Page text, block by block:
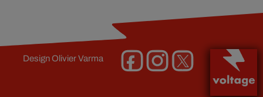
DesignOlivier Varma